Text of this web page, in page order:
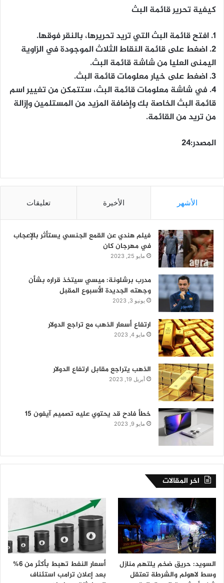
كيفية تحرير قائمة البث
1. افتح قائمة البث التي تريد تحريرها، بالنقر فوقها.
2. اضغط على قائمة النقاط الثلاث الموجودة في الزاوية
اليمنى العليا من شاشة قائمة البث.
3. اضغط على خيار معلومات قائمة البث.
4. في شاشة معلومات قائمة البث، ستتمكن من تغيير اسم
قائمة البث الخاصة بك وإضافة المزيد من المستلمين وإزالة
من تريد من القائمة.
المصدر:٢٤
الأشهر الأخيرة تعليقات
فيلم هندي عن القمع الجنسي يستأثر بالإعجاب
في مهرجان كان
مايو 25, 2023
مدرب برشلونة: ميسي سيتخذ قراره بشأن
وجهته الجديدة الأسبوع المقبل
يونيو 3, 2023
ارتفاع أسعار الذهب مع تراجع الدولار
مايو 4, 2023
الذهب يتراجع مقابل ارتفاع الدولار
أبريل 19, 2023
خطأ فادح قد يحتوي عليه تصميم آيفون 15
مايو 9, 2023
اخر المقالات
السويد: حريق ضخم يلتهم منازل
وسط لاهولم والشرطة تعتقل
أسعار النفط تهبط بأكثر من 6%
بعد إعلان ترامب استئناف